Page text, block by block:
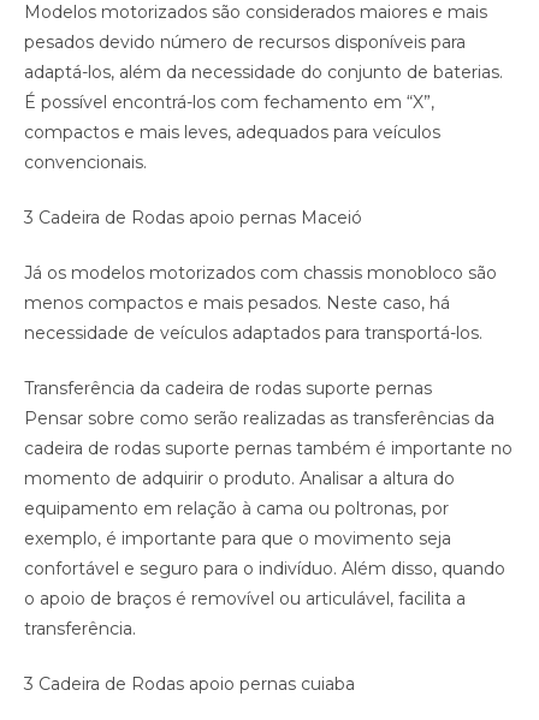
Modelos motorizados são considerados maiores e mais
pesados devido número de recursos disponíveis para
adaptá-los, além da necessidade do conjunto de baterias.
É possível encontrá-los com fechamento em “X”,
compactos e mais leves, adequados para veículos
convencionais.
3 Cadeira de Rodas apoio pernas Maceió
Já os modelos motorizados com chassis monobloco são
menos compactos e mais pesados. Neste caso, há
necessidade de veículos adaptados para transportá-los.
Transferência da cadeira de rodas suporte pernas
Pensar sobre como serão realizadas as transferências da
cadeira de rodas suporte pernas também é importante no
momento de adquirir o produto. Analisar a altura do
equipamento em relação à cama ou poltronas, por
exemplo, é importante para que o movimento seja
confortável e seguro para o indivíduo. Além disso, quando
o apoio de braços é removível ou articulável, facilita a
transferência.
3 Cadeira de Rodas apoio pernas cuiaba